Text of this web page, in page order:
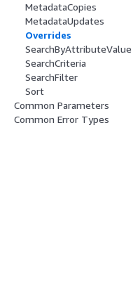
MetadataCopies
MetadataUpdates
Overrides
SearchByAttributeValue
SearchCriteria
SearchFilter
Sort
Common Parameters
Common Error Types